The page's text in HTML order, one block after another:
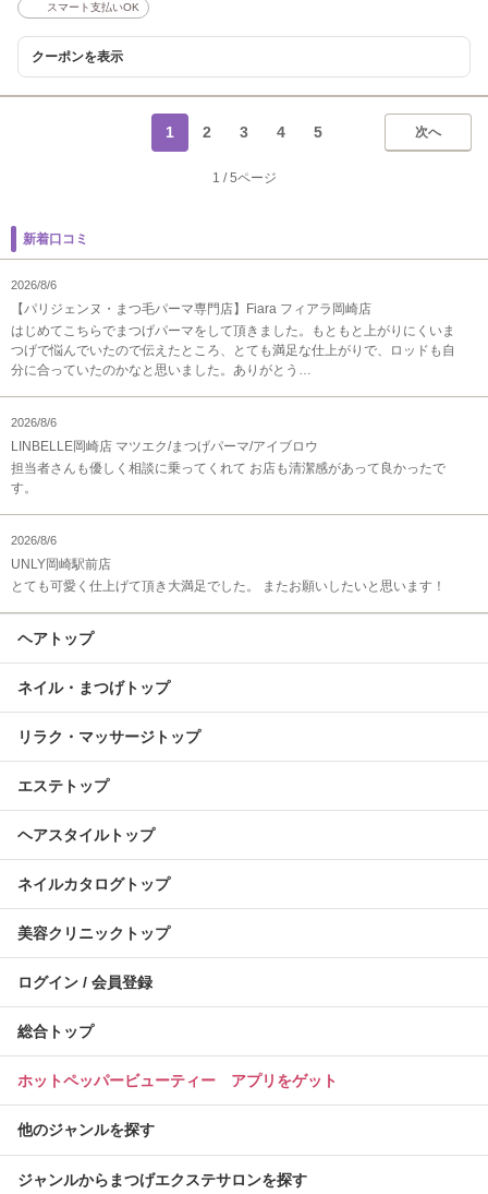
スマート支払いOK
クーポンを表示
次へ
1 2 3 4 5
1 / 5ページ
新着口コミ
2026/8/6
【パリジェンヌ・まつ毛パーマ専門店】Fiara フィアラ岡崎店
はじめてこちらでまつげパーマをして頂きました。もともと上がりにくいま
つげで悩んでいたので伝えたところ、とても満足な仕上がりで、ロッドも自
分に合っていたのかなと思いました。ありがとう…
2026/8/6
LINBELLE岡崎店 マツエク/まつげパーマ/アイブロウ
担当者さんも優しく相談に乗ってくれて お店も清潔感があって良かったで
す。
2026/8/6
UNLY岡崎駅前店
とても可愛く仕上げて頂き大満足でした。 またお願いしたいと思います！
ヘアトップ
ネイル・まつげトップ
リラク・マッサージトップ
エステトップ
ヘアスタイルトップ
ネイルカタログトップ
美容クリニックトップ
ログイン / 会員登録
総合トップ
ホットペッパービューティー アプリをゲット
他のジャンルを探す
ジャンルからまつげエクステサロンを探す